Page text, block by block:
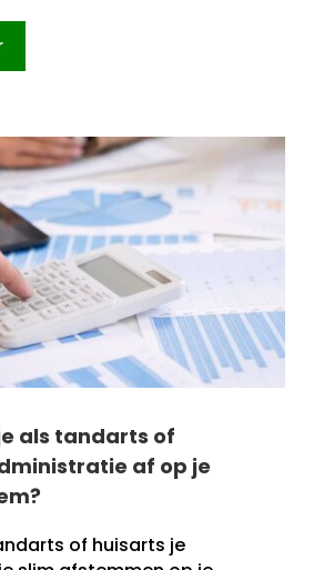
als tandarts of
af op je
of huisarts je